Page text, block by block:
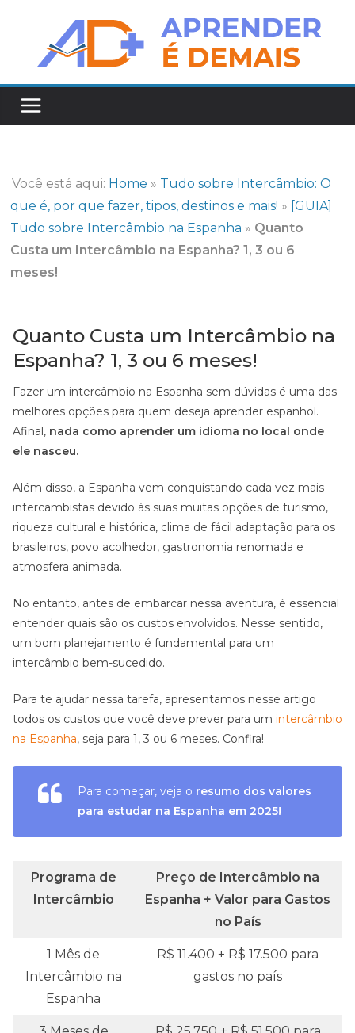
Você está aqui: Home » Tudo sobre Intercâmbio: O
que é, por que fazer, tipos, destinos e mais! » [GUIA]
Tudo sobre Intercâmbio na Espanha » Quanto
Custa um Intercâmbio na Espanha? 1, 3 ou 6
meses!
Quanto Custa um Intercâmbio na
Espanha? 1, 3 ou 6 meses!
Fazer um intercâmbio na Espanha sem dúvidas é uma das
melhores opções para quem deseja aprender espanhol.
Afinal, nada como aprender um idioma no local onde
ele nasceu.
Além disso, a Espanha vem conquistando cada vez mais
intercambistas devido às suas muitas opções de turismo,
riqueza cultural e histórica, clima de fácil adaptação para os
brasileiros, povo acolhedor, gastronomia renomada e
atmosfera animada.
No entanto, antes de embarcar nessa aventura, é essencial
entender quais são os custos envolvidos. Nesse sentido,
um bom planejamento é fundamental para um
intercâmbio bem-sucedido.
Para te ajudar nessa tarefa, apresentamos nesse artigo
todos os custos que você deve prever para um intercâmbio
na Espanha, seja para 1, 3 ou 6 meses. Confira!
Para começar, veja o resumo dos valores
para estudar na Espanha em 2025!
Programa de
Intercâmbio
Preço de Intercâmbio na
Espanha + Valor para Gastos
no País
1 Mês de
Intercâmbio na
Espanha
R$ 11.400 + R$ 17.500 para
gastos no país